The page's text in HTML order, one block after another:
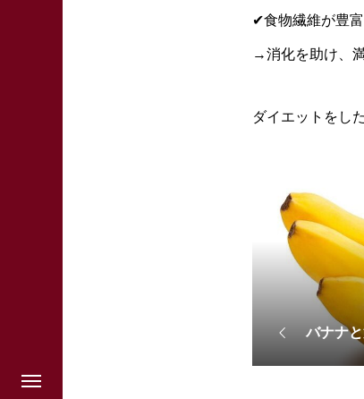
✔︎食物繊維が豊富
→消化を助け、
ダイエットをし
バナナ